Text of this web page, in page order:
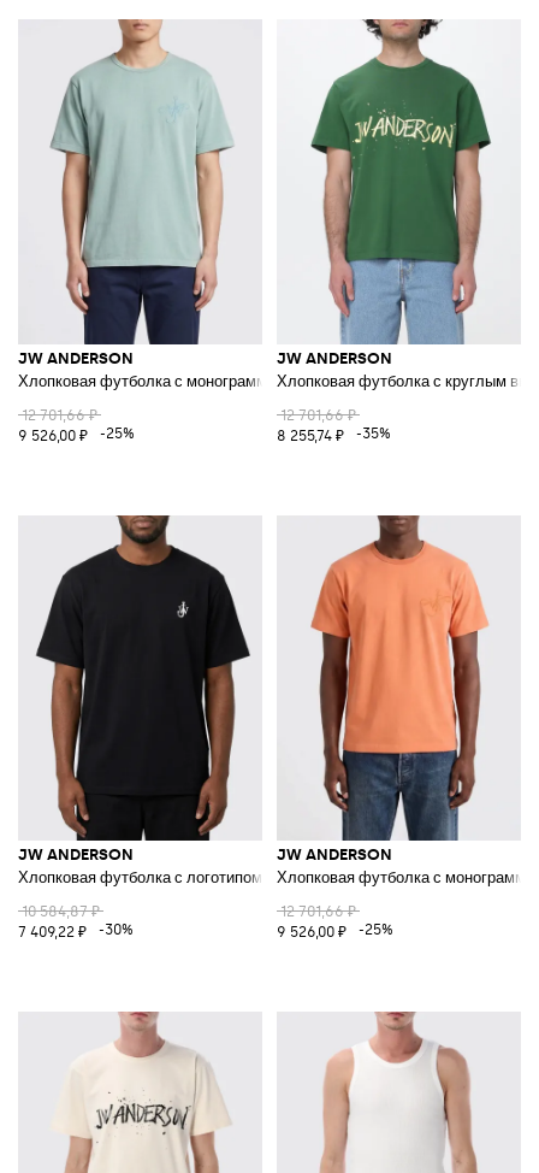
JW ANDERSON
Хлопковая футболка с монограммой
12 701,66 ₽
9 526,00 ₽
-25%
JW ANDERSON
Хлопковая футболка с круглым
12 701,66 ₽
8 255,74 ₽
-35%
JW ANDERSON
Хлопковая футболка с логотипом
10 584,87 ₽
7 409,22 ₽
-30%
JW ANDERSON
Хлопковая футболка с
12 701,66 ₽
9 526,00 ₽
-25%